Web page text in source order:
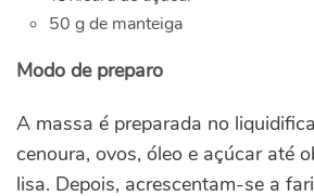
50 g de manteiga
Modo de preparo
A massa é preparada no
cenoura, ovos, óleo e açúcar até
lisa. Depois, acrescentam-se a